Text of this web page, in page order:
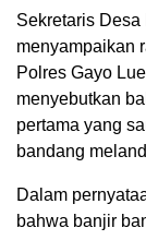
Sekretaris Desa
menyampaikan
Polres Gayo
menyebutkan
pertama yang
bandang
Dalam
bahwa banjir